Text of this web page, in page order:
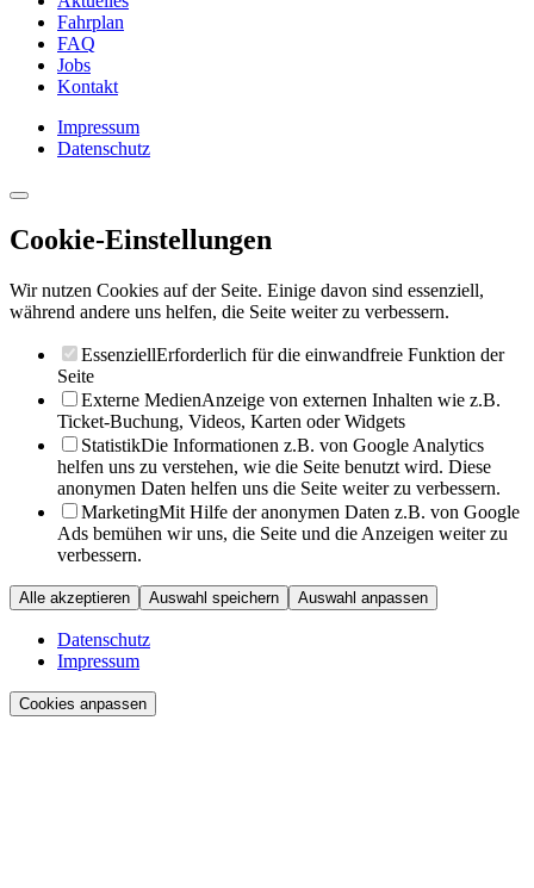
Fahrplan
FAQ
Jobs
Kontakt
Impressum
Datenschutz
Cookie-Einstellungen
Wir nutzen Cookies auf der Seite. Einige davon sind essenziell,
während andere uns helfen, die Seite weiter zu verbessern.
EssenziellErforderlich für die einwandfreie Funktion der
Seite
Externe MedienAnzeige von externen Inhalten wie z.B.
Ticket-Buchung, Videos, Karten oder Widgets
StatistikDie Informationen z.B. von Google Analytics
helfen uns zu verstehen, wie die Seite benutzt wird. Diese
anonymen Daten helfen uns die Seite weiter zu verbessern.
MarketingMit Hilfe der anonymen Daten z.B. von Google
Ads bemühen wir uns, die Seite und die Anzeigen weiter zu
verbessern.
Alle akzeptieren Auswahl speichern Auswahl anpassen
Datenschutz
Impressum
Cookies anpassen